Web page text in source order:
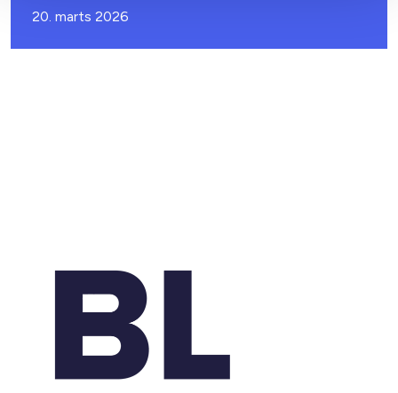
20. marts 2026